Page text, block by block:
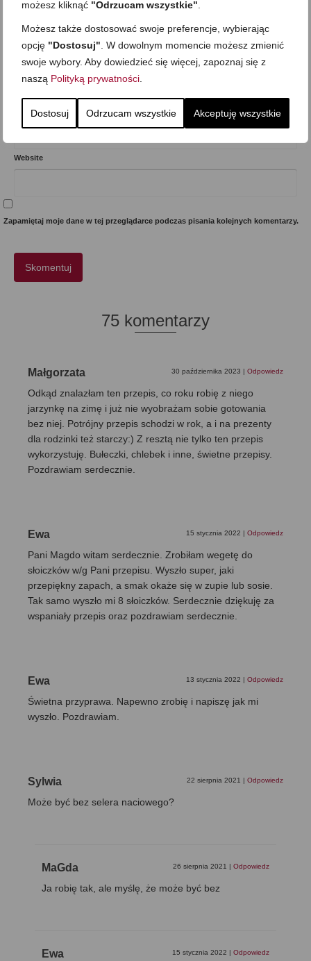
możesz kliknąć "Odrzucam wszystkie"
Możesz także dostosować swoje preferencje, wybierając
opcję "Dostosuj" . W dowolnym momencie możesz zmienić
swoje wybory. Aby dowiedzieć się więcej, zapoznaj się z
naszą Polityką prywatności
Dostosuj Odrzucam wszystkie Akceptuję wszystkie
Imię*
E-mail (nie będzie opublikowany)*
Website
Zapamiętaj moje dane w tej przeglądarce podczas pisania kolejnych komentarzy.
75 komentarzy
Małgorzata 30 października 2023 | Odpowiedz
Odkąd znalazłam ten przepis, co roku robię z niego
jarzynkę na zimę i już nie wyobrażam sobie gotowania
bez niej. Potrójny przepis schodzi w rok, a i na prezenty
dla rodzinki też starczy:) Z resztą nie tylko ten przepis
wykorzystuję. Bułeczki, chlebek i inne, świetne przepisy.
Pozdrawiam serdecznie.
Ewa 15 stycznia 2022 | Odpowiedz
Pani Magdo witam serdecznie. Zrobiłam wegetę do
słoiczków w/g Pani przepisu. Wyszło super, jaki
przepiękny zapach, a smak okaże się w zupie lub sosie.
Tak samo wyszło mi 8 słoiczków. Serdecznie dziękuję za
wspaniały przepis oraz pozdrawiam serdecznie.
Ewa 13 stycznia 2022 | Odpowiedz
Świetna przyprawa. Napewno zrobię i napiszę jak mi
wyszło. Pozdrawiam.
Sylwia 22 sierpnia 2021 | Odpowiedz
Może być bez selera naciowego?
MaGda 26 sierpnia 2021 | Odpowiedz
Ja robię tak, ale myślę, że może być bez
Ewa 15 stycznia 2022 | Odpowiedz